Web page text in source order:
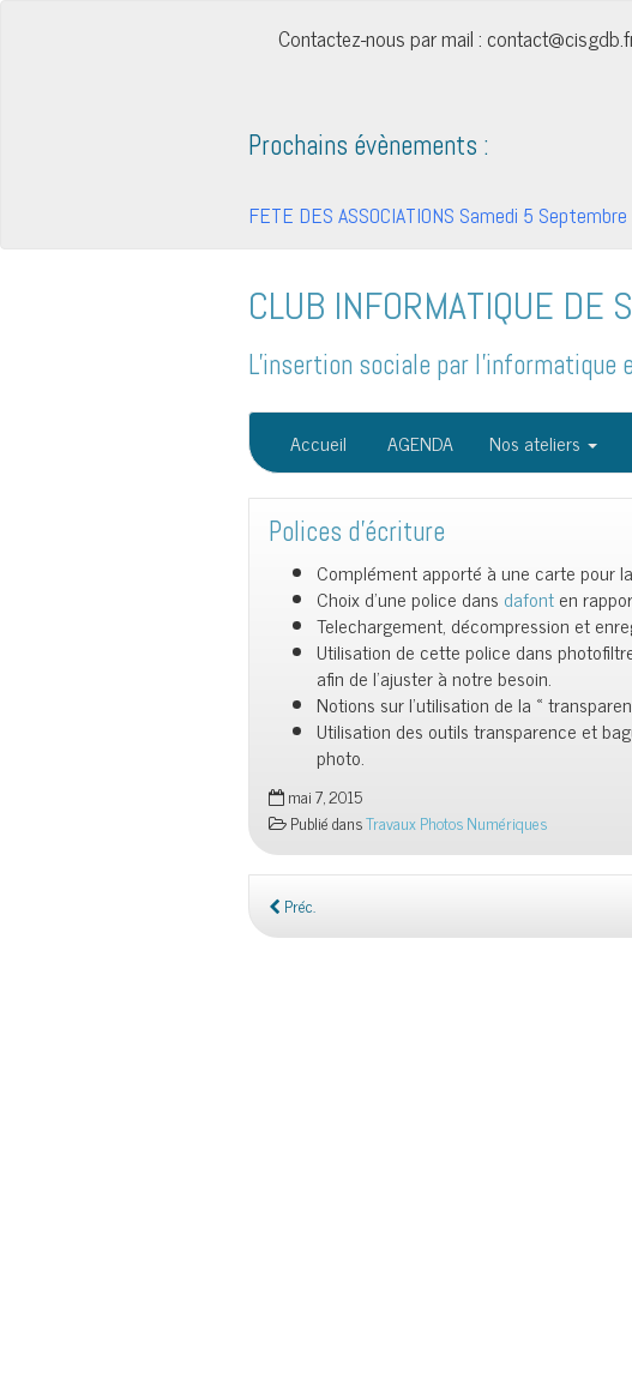
Contactez-nous par mail :
Prochains évènements :
FETE DES ASSOCIATIONS Samedi 5
CLUB INFORMATIQUE DE
L'insertion sociale par l'informatique
Accueil AGENDA Nos ateliers
Polices d’écriture
Complément apporté à une carte pour
Choix d’une police dans dafonten
Telechargement, décompression et
Utilisation de cette police dans
afin de l’ajuster à notre besoin.
Notions sur l’utilisation de la «
Utilisation des outils transparence et
photo.
mai 7, 2015
Publié dansTravaux Photos Numériques
Préc.